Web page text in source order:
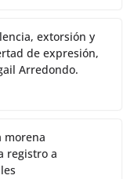
extorsión y
de expresión,
Arredondo.
morena
registro a